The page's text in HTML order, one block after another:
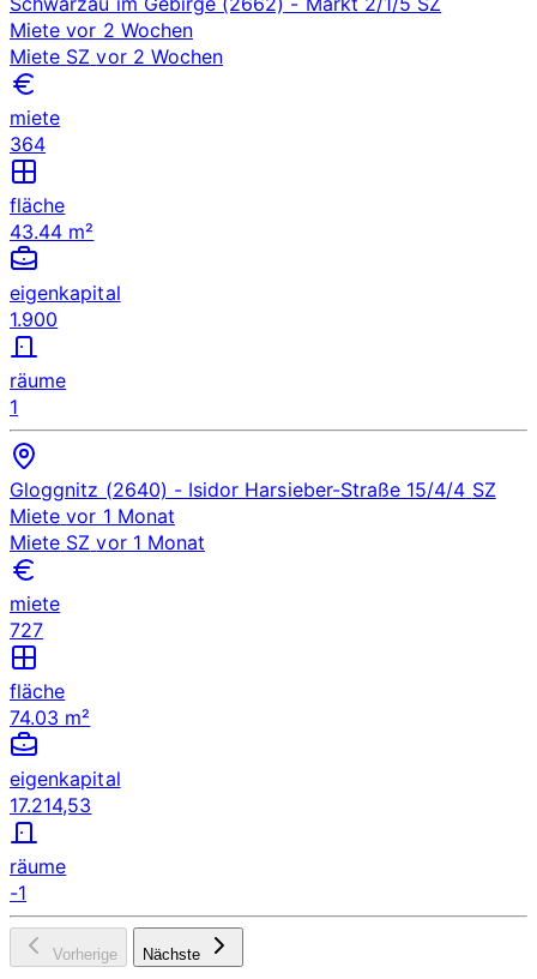
Miete vor 2 Wochen
Miete SZ vor 2 Wochen
miete
364
fläche
43.44 m²
eigenkapital
1.900
räume
1
Gloggnitz (2640) - Isidor Harsieber-Straße 15/4/4 SZ
Miete vor 1 Monat
Miete SZ vor 1 Monat
miete
727
fläche
74.03 m²
eigenkapital
17.214,53
räume
-1
Vorherige Nächste